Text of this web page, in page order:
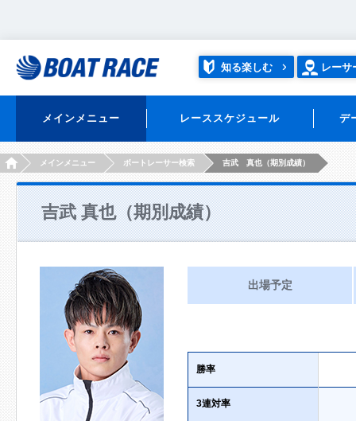
知る楽しむ レーサ
メインメニュー レーススケジュール デ
HOMEメインメニュー ボートレーサー検索 吉武 真也（期別成績）
吉武 真也（期別成績）
出場予定
勝率
3連対率